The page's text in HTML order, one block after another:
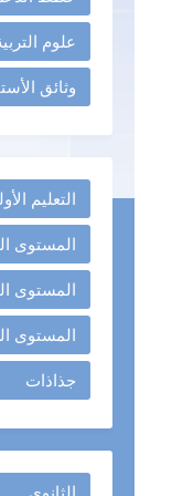
علوم
وثائق
التعليم
المستوى
المستوى
المستوى
جذاذات
الثانوي